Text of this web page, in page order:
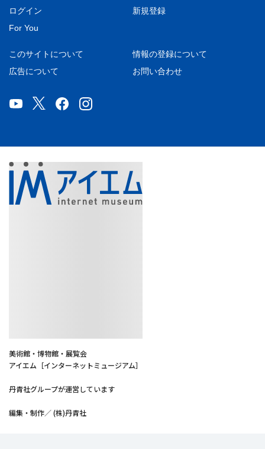
ログイン
新規登録
For You
このサイトについて
情報の登録について
広告について
お問い合わせ
美術館・博物館・展覧会
アイエム［インターネットミュージアム］
丹青社グループが運営しています
編集・制作／ (株)丹青社